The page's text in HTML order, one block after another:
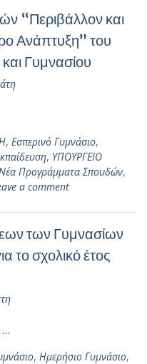
“Περιβάλλον και
Ανάπτυξη” του
Γυμνασίου
, Εσπερινό Γυμνάσιο,
, ΥΠΟΥΡΓΕΙΟ
Προγράμματα Σπουδών,
a comment
των Γυμνασίων
το σχολικό έτος
…
, Ημερήσιο Γυμνάσιο,